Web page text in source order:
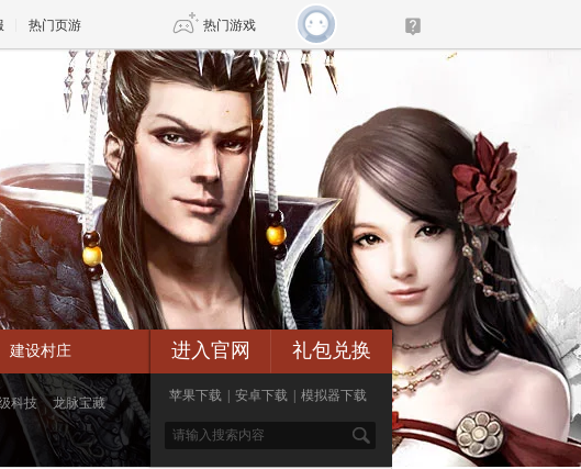
热门页游 热门游戏
DNF 传奇4
天堂 剑网3旗舰版 新天龙八部
王权与自由 诛仙世界 仙剑世界
建设村庄
科技 龙脉宝藏
进入官网 礼包兑换
苹果下载 安卓下载 模拟器下载